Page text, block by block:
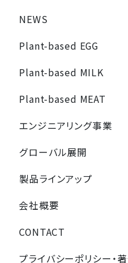
NEWS
Plant-based EGG
Plant-based MILK
Plant-based MEAT
エンジニアリング事業
グローバル展開
製品ラインアップ
会社概要
CONTACT
プライバシーポリシー・